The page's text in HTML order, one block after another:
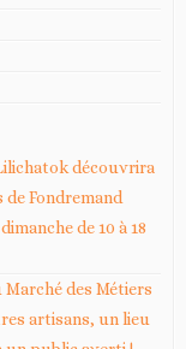
découvrira
de Fondremand
de 10 à 18
des Métiers
artisans, un lieu